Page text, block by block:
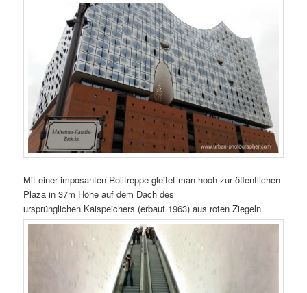
Mit einer imposanten Rolltreppe gleitet man hoch zur öffentlichen
Plaza in 37m Höhe auf dem Dach des
ursprünglichen Kaispeichers (erbaut 1963) aus roten Ziegeln.